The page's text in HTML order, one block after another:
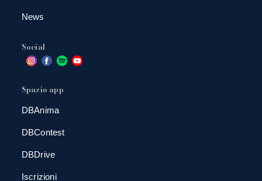
News
Social
Spazio app
DBAnima
DBContest
DBDrive
Iscrizioni